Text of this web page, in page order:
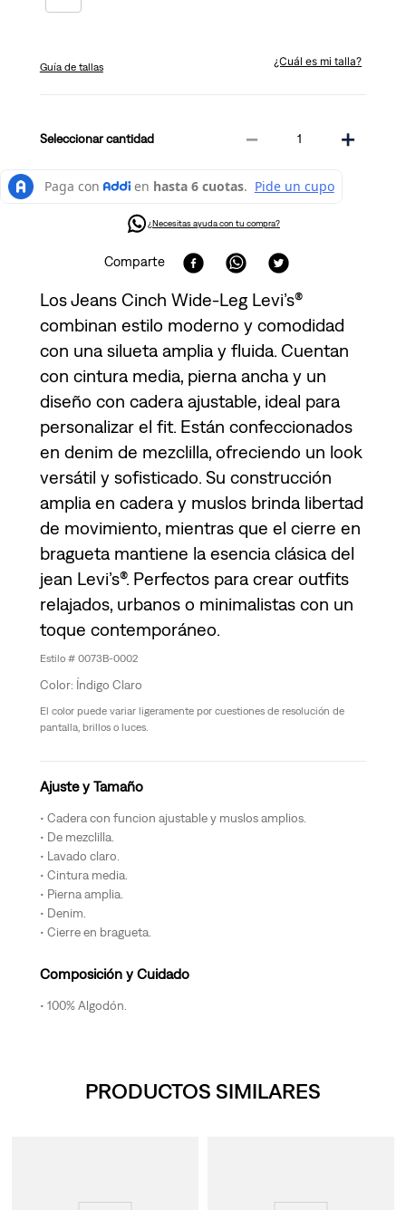
Guía de tallas ¿Cuál es mi talla?
cantidad ＋
－
¿Necesitas ayuda con tu compra?
Comparte
Los Jeans Cinch Wide-Leg Levi’s®
combinan estilo moderno y comodidad
con una silueta amplia y fluida. Cuentan
con cintura media, pierna ancha y un
diseño con cadera ajustable, ideal para
personalizar el fit. Están confeccionados
en denim de mezclilla, ofreciendo un look
versátil y sofisticado. Su construcción
amplia en cadera y muslos brinda libertad
de movimiento, mientras que el cierre en
bragueta mantiene la esencia clásica del
jean Levi’s®. Perfectos para crear outfits
relajados, urbanos o minimalistas con un
toque contemporáneo.
0073B-0002
Índigo Claro
El color puede variar ligeramente por cuestiones de resolución de
pantalla, brillos o luces.
Ajuste y Tamaño
Cadera con funcion ajustable y muslos amplios.
De mezclilla.
Lavado claro.
Cintura media.
Pierna amplia.
Denim.
Cierre en bragueta.
Composición y Cuidado
100% Algodón.
PRODUCTOS SIMILARES